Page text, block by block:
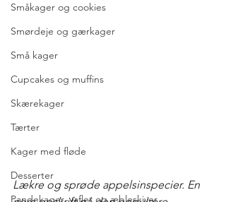
Småkager og cookies
Smørdeje og gærkager
Små kager
Cupcakes og muffins
Skærekager
Tærter
Kager med fløde
Desserter
Pandekager, vafler og æbleskiver
Lækre og sprøde appelsinspecier. En